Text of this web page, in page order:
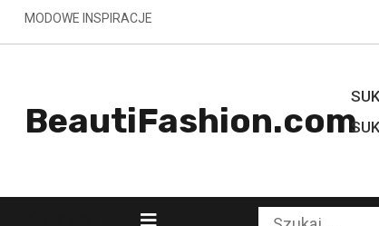
Skip
to
MODOWE INSPIRACJE
BeautiFashion.com
Szukaj: